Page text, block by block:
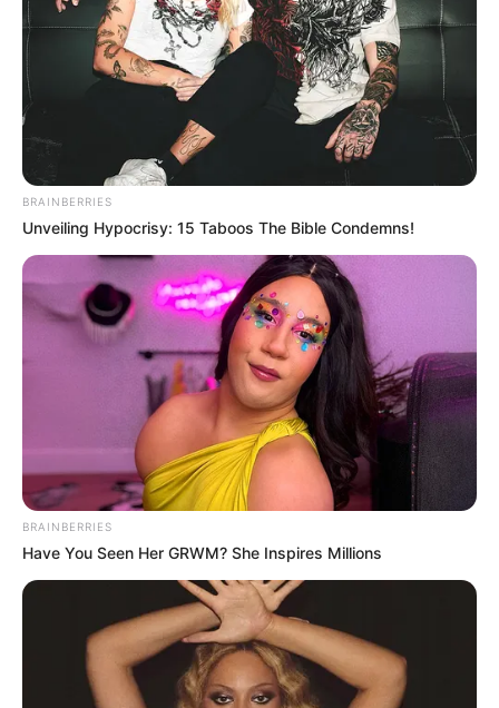
มีบุตรห่วงหนึ่ง เกี้ยว พันคอ
ทรัพย์ผูกบาทา คลอ หน่วงไว้
ภริยาเยี่ยงอย่าง ปอ รึงรัด มือนา
สามห่วงใคร พ้นได้ จึงพ้น สงสาร
(โคลงโลกนิติ)
ในการมัดตราสังศพ เมื่อนำบ่วงคล้องคอ สัปเหร่อจะว่า
คาถาปุตฺโต คีวํ หมายความว่า ลูกคือห่วงผูกคอ เมื่อเวลา
มัดว่า
คาถารัดประอก เป็นห่วงที่ ๑
แล้วโยงเชือกมากลางลำตัว ทำเป็นห่วงตะกรุดเบ็ด ผูกหัว
แม่มือ ของศพที่พนมถือกรวยดอกไม้ธูปเทียนอยู่ รวบมือ
ศพผูกให้พนมไว้ที่หน้าอก ว่าคาถา ธนํ หตฺเถ ความหมาย
ว่าทรัพย์คือห่วงผูกมือ ในเวลามัดว่าคาถารัดประคดเอว
เป็นห่วงที่ ๒
แล้วโยงเชือกมาที่เท้าทำเป็นบ่วงผูกหัวแม่เท้า ผูกข้อเท้า
ทั้งสองให้ติดกัน ว่าคาถา ภริยา ปาเท หมายความว่า
ภริยาคือห่วงผูกเท้า เป็นห่วงที่ ๓
(แม้ศพผู้หญิงก็ว่าคาถาแบบเดียวกัน) บางตำราใช้คาถา
ธนํ ปาเท ไม่ใช่ ภริยา ปาเท และบางตำราก็ให้ผูกข้อเท้าขึ้น
BRAINBERRIES
Unveiling Hypocrisy: 15 Taboos The Bible Condemns!
BRAINBERRIES
Have You Seen Her GRWM? She Inspires Millions